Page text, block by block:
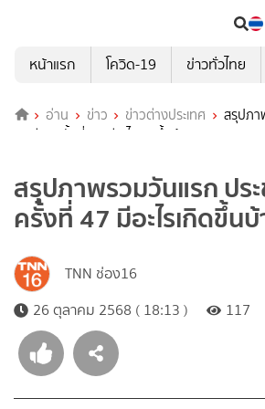
หน้าแรก
โควิด-19 ข่าวทั่วไทย
อ่าน ข่าว ข่าวต่างประเทศ
สรุปภา
อาเซียนครั้งที่ 47 มีอะไรเกิดขึ้นบ้าง?
สรุปภาพรวมวันแรก ปร
ครั้งที่ 47 มีอะไรเกิดขึ้น
TNN ช่อง16
26 ตุลาคม 2568 ( 18:13 )
117